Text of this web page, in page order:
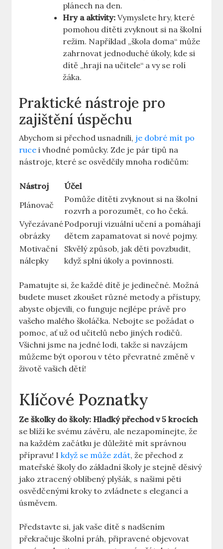
plánech na den.
Hry a aktivity: Vymyslete hry, které
pomohou dítěti zvyknout si na školní
režim. Například „škola doma“ může
zahrnovat jednoduché úkoly, kde si
dítě „hrají na učitele“ a vy se rolí
žáka.
Praktické nástroje pro
zajištění úspěchu
Abychom si přechod usnadnili, je dobré mít po
ruce i vhodné pomůcky. Zde je pár tipů na
nástroje, které se osvědčily mnoha rodičům:
Nástroj
Účel
Plánovač
Pomůže dítěti zvyknout si na školní
rozvrh a porozumět, co ho čeká.
Vyřezávané
obrázky
Podporují vizuální učení a pomáhají
dětem zapamatovat si nové pojmy.
Motivační
nálepky
Skvělý způsob, jak děti povzbudit,
když splní úkoly a povinnosti.
Pamatujte si, že každé dítě je jedinečné. Možná
budete muset zkoušet různé metody a přístupy,
abyste objevili, co funguje nejlépe právě pro
vašeho malého školáčka. Nebojte se požádat o
pomoc, ať už od učitelů nebo jiných rodičů.
Všichni jsme na jedné lodi, takže si navzájem
můžeme být oporou v této převratné změně v
životě vašich dětí!
Klíčové Poznatky
Ze školky do školy: Hladký přechod v 5 krocích
se blíží ke svému závěru, ale nezapomínejte, že
na každém začátku je důležité mít správnou
přípravu! Ikdyž se může zdát, že přechod z
mateřské školy do základní školy je stejně děsivý
jako ztracený oblíbený plyšák, s našimi pěti
osvědčenými kroky to zvládnete s elegancí a
úsměvem.
Představte si, jak vaše dítě s nadšením
překračuje školní práh, připravené objevovat